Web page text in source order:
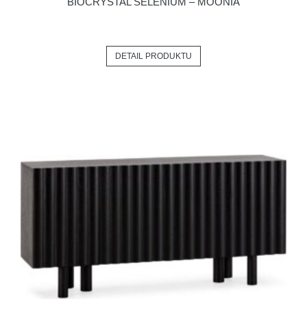
DETAIL PRODUKTU